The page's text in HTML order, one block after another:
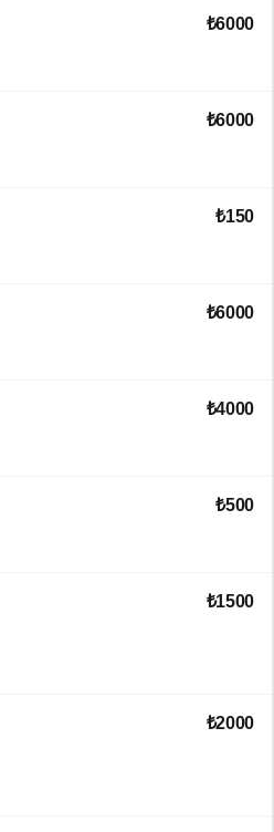
₺6000
₺6000
₺150
₺6000
₺4000
₺500
₺1500
₺2000